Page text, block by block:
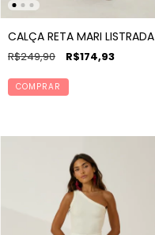
CALÇA RETA MARI LISTRADA
R$249,90 R$174,93
COMPRAR